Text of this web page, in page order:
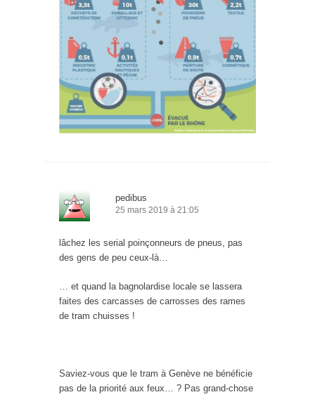
pedibus
25 mars 2019 à 21:05
lâchez les serial poinçonneurs de pneus, pas
des gens de peu ceux-là…
… et quand la bagnolardise locale se lassera
faites des carcasses de carrosses des rames
de tram chuisses !
Saviez-vous que le tram à Genève ne bénéficie
pas de la priorité aux feux… ? Pas grand-chose